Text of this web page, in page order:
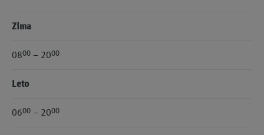
Zima
0800 – 2000
Leto
0600 – 2000